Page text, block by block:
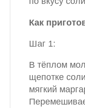
Как
Шаг 1:
В тёплом
щепотке
мягкий